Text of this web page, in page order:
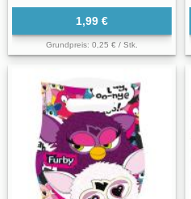
1,99 €
Grundpreis: 0,25 € / Stk.